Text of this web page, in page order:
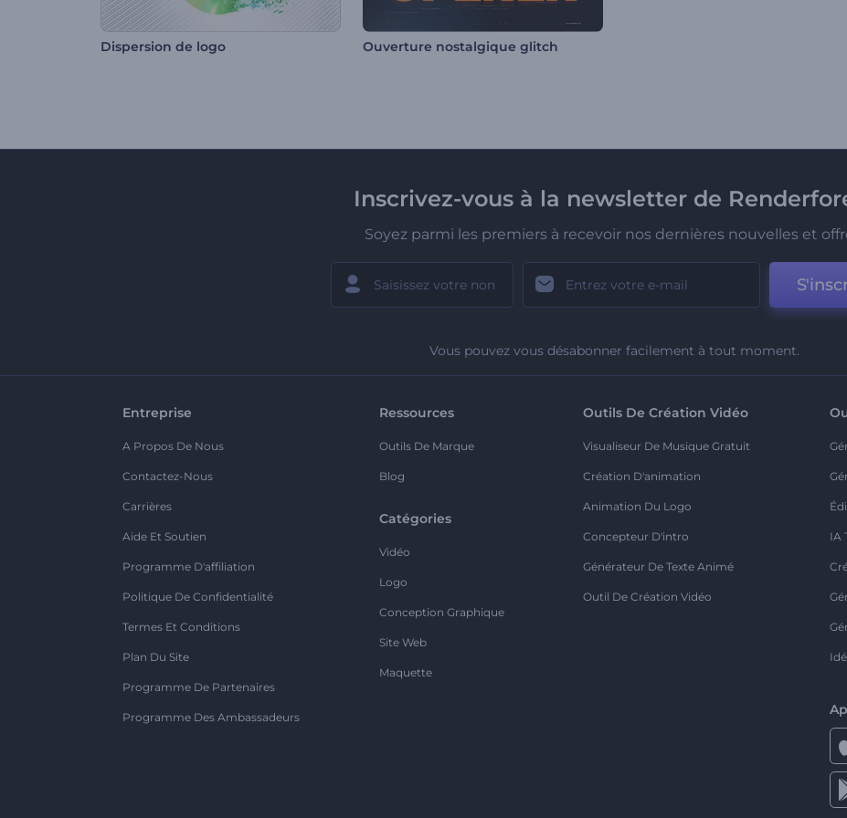
Dispersion de logo Ouverture nostalgique glitch
Inscrivez-vous à la newsletter de
Soyez parmi les premiers à recevoir nos dernières nouvelles et
Vous pouvez vous désabonner facilement à tout moment.
Entreprise
A Propos De Nous
Contactez-Nous
Carrières
Aide Et Soutien
Programme D'affiliation
Politique De Confidentialité
Termes Et Conditions
Plan Du Site
Programme De Partenaires
Programme Des Ambassadeurs
Ressources
Outils De Marque
Blog
Catégories
Vidéo
Logo
Conception Graphique
Site Web
Maquette
Outils De Création Vidéo
Visualiseur De Musique Gratuit
Création D'animation
Animation Du Logo
Concepteur D'intro
Générateur De Texte Animé
Outil De Création Vidéo
IA